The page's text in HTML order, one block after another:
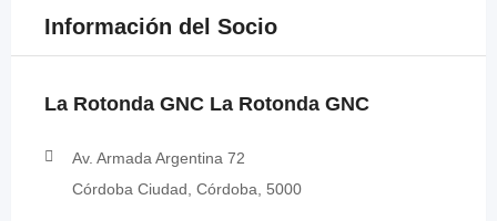
Información del Socio
La Rotonda GNC La Rotonda GNC
Av. Armada Argentina 72
Córdoba Ciudad, Córdoba, 5000